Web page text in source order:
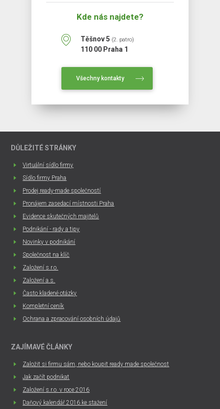
Kde nás najdete?
Těšnov 5 (2. patro)
110 00 Praha 1
Všechny kontakty
DŮLEŽITÉ STRÁNKY
Virtuální sídlo firmy
Sídlo firmy Praha
Prodej ready-made společností
Pronájem zasedací místnosti Praha
Evidence skutečných majitelů
Podnikání - rady a tipy
Novinky v podnikání
Společnost na klíč
Založení s.r.o.
Založení a.s.
Často kladené otázky
Kompletní ceník
Ochrana a zpracování osobních údajů
ZAJÍMAVÉ ČLÁNKY
Založit si firmu sám, nebo koupit ready made společnost
Jak začít podnikat
Založení s.r.o. v roce 2016
Daňový kalendář 2016 ke stažení